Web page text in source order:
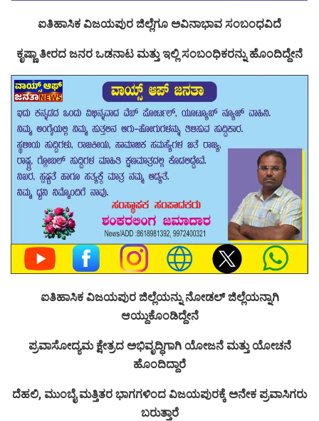
ಐತಿಹಾಸಿಕ ವಿಜಯಪುರ ಜಿಲ್ಲೆಗೂ ಅವಿನಾಭಾವ ಸಂಬಂಧವಿದೆ
ಕೃಷ್ಣಾ ತೀರದ ಜನರ ಒಡನಾಟ ಮತ್ತು ಇಲ್ಲಿ ಸಂಬಂಧಿಕರನ್ನು ಹೊಂದಿದ್ದೇನೆ
ಐತಿಹಾಸಿಕ ವಿಜಯಪುರ ಜಿಲ್ಲೆಯನ್ನು ನೋಡಲ್ ಜಿಲ್ಲೆಯನ್ನಾಗಿ
ಆಯ್ದುಕೊಂಡಿದ್ದೇನೆ
ಪ್ರವಾಸೋದ್ಯಮ ಕ್ಷೇತ್ರದ ಅಭಿವೃದ್ಧಿಗಾಗಿ ಯೋಜನೆ ಮತ್ತು ಯೋಚನೆ
ಹೊಂದಿದ್ದಾರೆ
ದೆಹಲಿ, ಮುಂಬೈ ಮತ್ತಿತರ ಭಾಗಗಳಿಂದ ವಿಜಯಪುರಕ್ಕೆ ಅನೇಕ ಪ್ರವಾಸಿಗರು
ಬರುತ್ತಾರೆ